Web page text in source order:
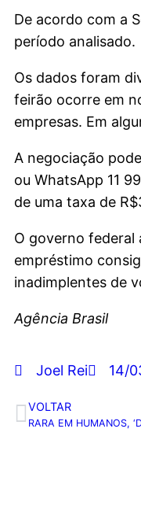
De acordo com a
período analisado.
Os dados foram
feirão ocorre em
empresas. Em
A negociação
ou WhatsApp 11
de uma taxa de
O governo federal
empréstimo
inadimplentes de
Agência Brasil
Joel Rei 14/
VOLTAR